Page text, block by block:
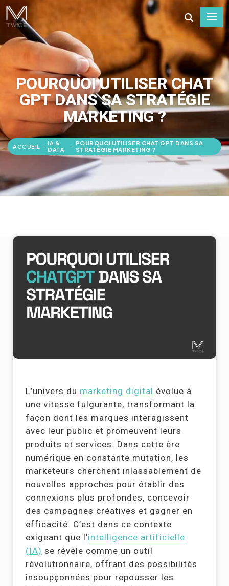
POURQUOI UTILISER CHAT
GPT DANS SA STRATÉGIE
MARKETING ?
ACCUEIL - IA &
DATA
- POURQUOI UTILISER CHAT GPT DANS SA
STRATÉGIE MARKETING ?
L’univers du marketing digital évolue à
une vitesse fulgurante, transformant la
façon dont les marques interagissent
avec leur public et promeuvent leurs
produits et services. Dans cette ère
numérique en constante mutation, les
marketeurs cherchent inlassablement de
nouvelles approches pour établir des
connexions plus profondes, concevoir
des campagnes créatives et gagner en
efficacité. C’est dans ce contexte
exigeant que l’intelligence artificielle
(IA) se révèle comme un outil
révolutionnaire, offrant des possibilités
insoupçonnées pour repousser les